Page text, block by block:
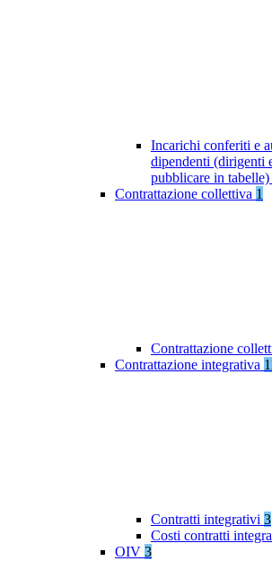
Incarichi conferiti e
dipendenti (dirigenti
pubblicare in tabelle)
Contrattazione collettiva 1
Contrattazione
Contrattazione integrativa
Contratti integrativi 3
Costi contratti
OIV 3